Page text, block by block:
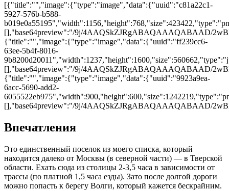
[{"title":"","image":{"type":"image","data":{"uuid":"c81a22c1-
5927-576b-b588-
[],"base64preview":"/9j/4AAQSkZJRgABAQAAAQABAAD/
{"title":"","image":{"type":"image","data":{"uuid":"ff239cc6-
63ee-5b4f-8016-
[],"base64preview":"/9j/4AAQSkZJRgABAQAAAQABAAD/
{"title":"","image":{"type":"image","data":{"uuid":"9923a9ea-
6acc-5690-add2-
[],"base64preview":"/9j/4AAQSkZJRgABAQAAAQABAAD/
Впечатления
Это единственный поселок из моего списка, который
находится далеко от Москвы (в северной части) ― в Тверской
области. Ехать сюда из столицы 2-3,5 часа в зависимости от
трассы (по платной 1,5 часа езды). Зато после долгой дороги
можно попасть к берегу Волги, который кажется бескрайним.